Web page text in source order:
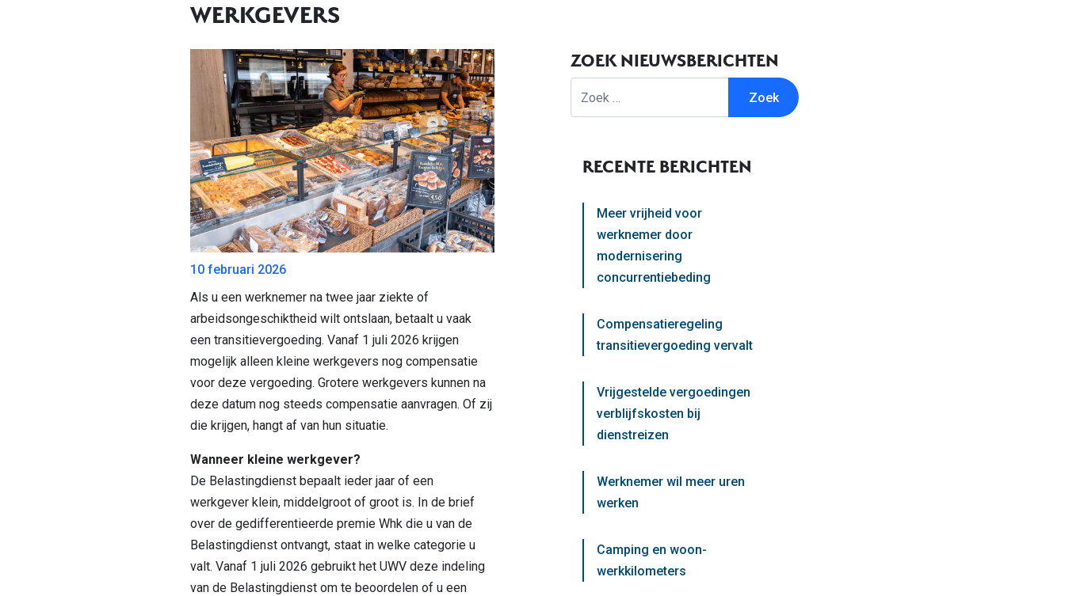
WERKGEVERS
10 februari 2026
Als u een werknemer na twee jaar ziekte of
arbeidsongeschiktheid wilt ontslaan, betaalt u vaak
een transitievergoeding. Vanaf 1 juli 2026 krijgen
mogelijk alleen kleine werkgevers nog compensatie
voor deze vergoeding. Grotere werkgevers kunnen na
deze datum nog steeds compensatie aanvragen. Of zij
die krijgen, hangt af van hun situatie.
Wanneer kleine werkgever?
De Belastingdienst bepaalt ieder jaar of een
werkgever klein, middelgroot of groot is. In de brief
over de gedifferentieerde premie Whk die u van de
Belastingdienst ontvangt, staat in welke categorie u
valt. Vanaf 1 juli 2026 gebruikt het UWV deze indeling
van de Belastingdienst om te beoordelen of u een
ZOEK NIEUWSBERICHTEN
RECENTE BERICHTEN
Meer vrijheid voor
werknemer door
modernisering
concurrentiebeding
Compensatieregeling
transitievergoeding vervalt
Vrijgestelde vergoedingen
verblijfskosten bij
dienstreizen
Werknemer wil meer uren
werken
Camping en woon-
werkkilometers